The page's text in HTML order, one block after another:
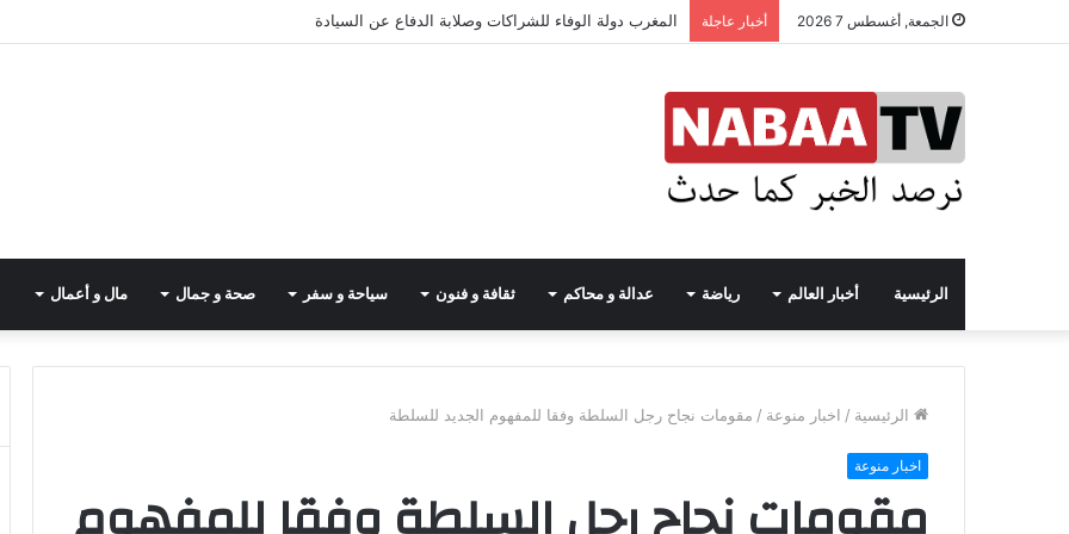
الجمعة, أغسطس 7 2026 أخبار عاجلة المغرب دولة الوفاء للشراكات وصلابة الدفاع عن السيادة
الرئيسية أخبار العالم رياضة عدالة و محاكم ثقافة و فنون سياحة و سفر صحة و جمال مال و أعمال
الرئيسية / اخبار منوعة / مقومات نجاح رجل السلطة وفقا للمفهوم الجديد للسلطة
اخبار منوعة